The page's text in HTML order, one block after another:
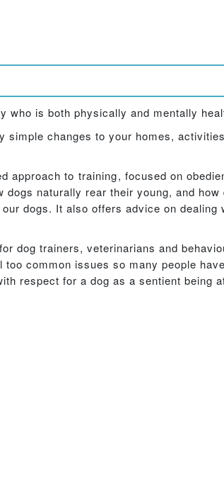
who is both physically and mentally
simple changes to your homes,
approach to training, focused on
naturally rear their young, and
dogs. It also offers advice on dealing
dog trainers, veterinarians and
common issues so many people
respect for a dog as a sentient being